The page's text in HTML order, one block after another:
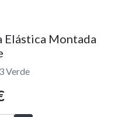
Elástica Montada
Verde